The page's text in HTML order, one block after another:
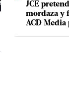
JCE
mordaza y
ACD